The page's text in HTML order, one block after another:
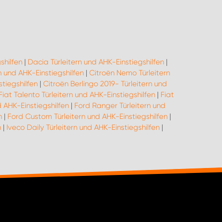
| Dacia Türleitern und AHK-Einstiegshilfen |
AHK-Einstiegshilfen | Citroën Nemo Türleitern
| Citroën Berlingo 2019- Türleitern und
Talento Türleitern und AHK-Einstiegshilfen| Fiat
Einstiegshilfen | Ford Ranger Türleitern und
| Ford Custom Türleitern und AHK-Einstiegshilfen |
| Iveco Daily Türleitern und AHK-Einstiegshilfen |